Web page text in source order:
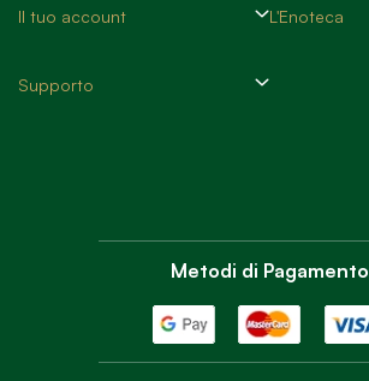
Il tuo account L'Enoteca
Supporto
Metodi di Pagamento